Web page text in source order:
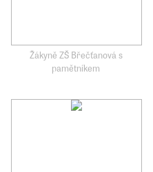
Žákyně ZŠ Břečťanová s
pamětníkem